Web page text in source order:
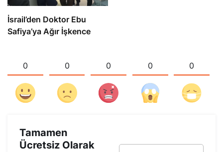
İsrail’den Doktor Ebu
Safiya’ya Ağır İşkence
0 0 0 0 0
Tamamen
Ücretsiz Olarak